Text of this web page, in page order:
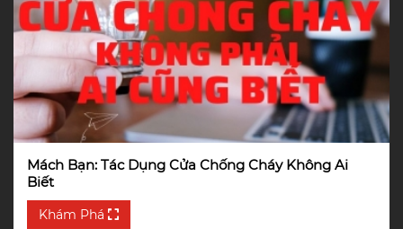
Mách Bạn: Tác Dụng Cửa Chống Cháy Không Ai
Biết
Khám Phá